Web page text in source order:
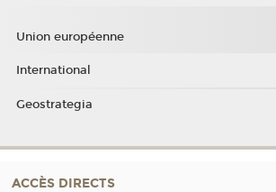
Union européenne
International
Geostrategia
ACCÈS DIRECTS